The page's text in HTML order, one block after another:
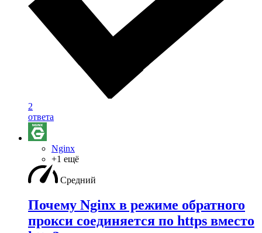
2
ответа
Nginx
+1 ещё
Средний
Почему Nginx в режиме обратного
прокси соединяется по https вместо